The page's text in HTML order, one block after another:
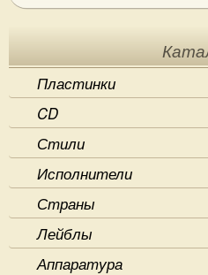
Пластинки
CD
Стили
Исполнители
Страны
Лейблы
Аппаратура